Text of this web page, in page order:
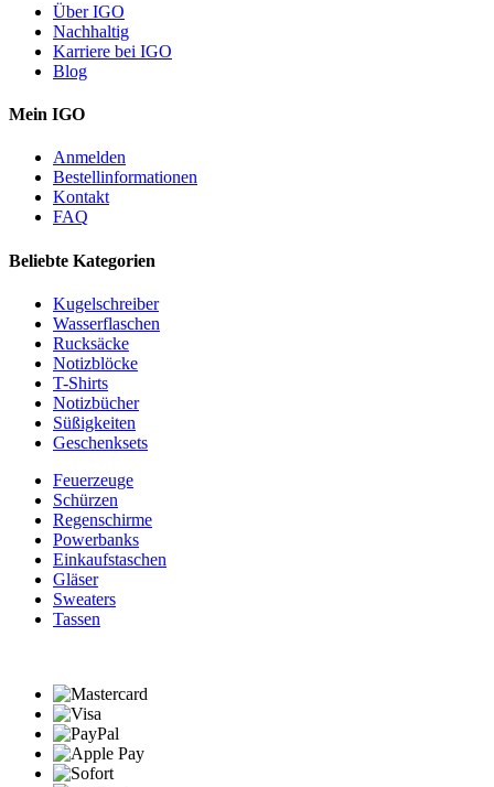
Über IGO
Nachhaltig
Karriere bei IGO
Blog
Mein IGO
Anmelden
Bestellinformationen
Kontakt
FAQ
Beliebte Kategorien
Kugelschreiber
Wasserflaschen
Rucksäcke
Notizblöcke
T-Shirts
Notizbücher
Süßigkeiten
Geschenksets
Feuerzeuge
Schürzen
Regenschirme
Powerbanks
Einkaufstaschen
Gläser
Sweaters
Tassen